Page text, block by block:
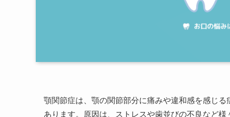
顎関節症は、顎の関節部分に痛みや違和感を感じ
あります。原因は、ストレスや歯並びの不良など